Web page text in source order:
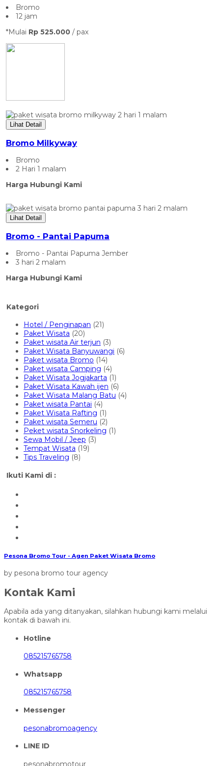
Bromo
12 jam
*Mulai Rp 525.000 / pax
Lihat Detail
Bromo Milkyway
Bromo
2 Hari 1 malam
Harga Hubungi Kami
Lihat Detail
Bromo - Pantai Papuma
Bromo - Pantai Papuma Jember
3 hari 2 malam
Harga Hubungi Kami
Kategori
Hotel / Penginapan (21)
Paket Wisata (20)
Paket wisata Air terjun (3)
Paket Wisata Banyuwangi (6)
Paket wisata Bromo (14)
Paket wisata Camping (4)
Paket Wisata Jogjakarta (1)
Paket Wisata Kawah ijen (6)
Paket Wisata Malang Batu (4)
Paket wisata Pantai (4)
Paket Wisata Rafting (1)
Paket wisata Semeru (2)
Peket wisata Snorkeling (1)
Sewa Mobil / Jeep (3)
Tempat Wisata (19)
Tips Traveling (8)
Ikuti Kami di :
Pesona Bromo Tour - Agen Paket Wisata Bromo
by pesona bromo tour agency
Kontak Kami
Apabila ada yang ditanyakan, silahkan hubungi kami melalui
kontak di bawah ini.
Hotline
085215765758
Whatsapp
085215765758
Messenger
pesonabromoagency
LINE ID
pesonabromotour